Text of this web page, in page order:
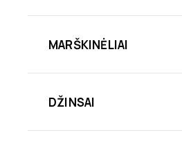
MARŠKINĖLIAI
DŽINSAI